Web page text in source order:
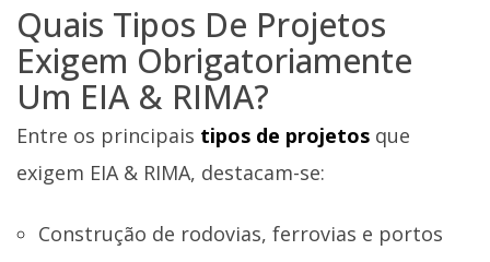
Quais Tipos De Projetos
Exigem Obrigatoriamente
Um EIA & RIMA?
Entre os principais tipos de projetos que
exigem EIA & RIMA, destacam-se:
Construção de rodovias, ferrovias e portos